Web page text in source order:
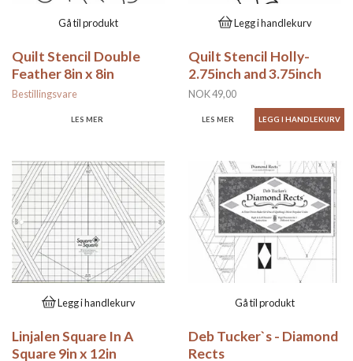
Gå til produkt
Quilt Stencil Double
Feather 8in x 8in
Bestillingsvare
LES MER
Legg i handlekurv
Quilt Stencil Holly-
2.75inch and 3.75inch
NOK 49,00
LES MER
Legg i handlekurv
Linjalen Square In A
Square 9in x 12in
Gå til produkt
Deb Tucker`s - Diamond
Rects